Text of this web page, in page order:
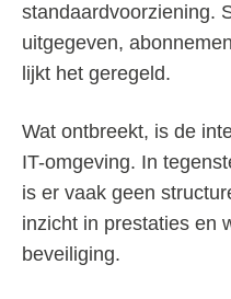
standaardvoorziening.
uitgegeven,
lijkt het geregeld.
Wat ontbreekt, is de
IT-omgeving. In
is er vaak geen
inzicht in prestaties en
beveiliging.